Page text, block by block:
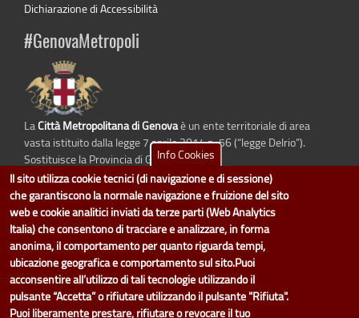
Dichiarazione di Accessibilità
#GenovaMetropoli
LaCittà Metropolitana di Genovaè un ente territoriale di area
vasta istituito dalla legge 7 aprile 2014 n. 56 (“legge Delrio”).
Sostituisce la Provincia di Genova.
dati.cittametropolitana.genova.itè il progetto "Open Data" della
Metropolitana di Genova.
Il design e la gestione sono a cura del Servizio Sistemi Informativi. Ogni
Direzione è responsabile per la parte di "dati" e "dataset".
accedi (area riservata)|contatti|privacy| Statistiche
Info Cookies
Il sito utilizza cookie tecnici (di navigazione e di sessione)
che garantiscono la normale navigazione e fruizione del sito
web e cookie analitici inviati da terze parti (Web Analytics
Italia) che consentono di tracciare e analizzare, in forma
anonima, il comportamento per quanto riguarda tempi,
ubicazione geografica e comportamento sul sito.Puoi
acconsentire all’utilizzo di tali tecnologie utilizzando il
pulsante “Accetta” o rifiutare utilizzando il pulsante "Rifiuta".
Puoi liberamente prestare, rifiutare o revocare il tuo